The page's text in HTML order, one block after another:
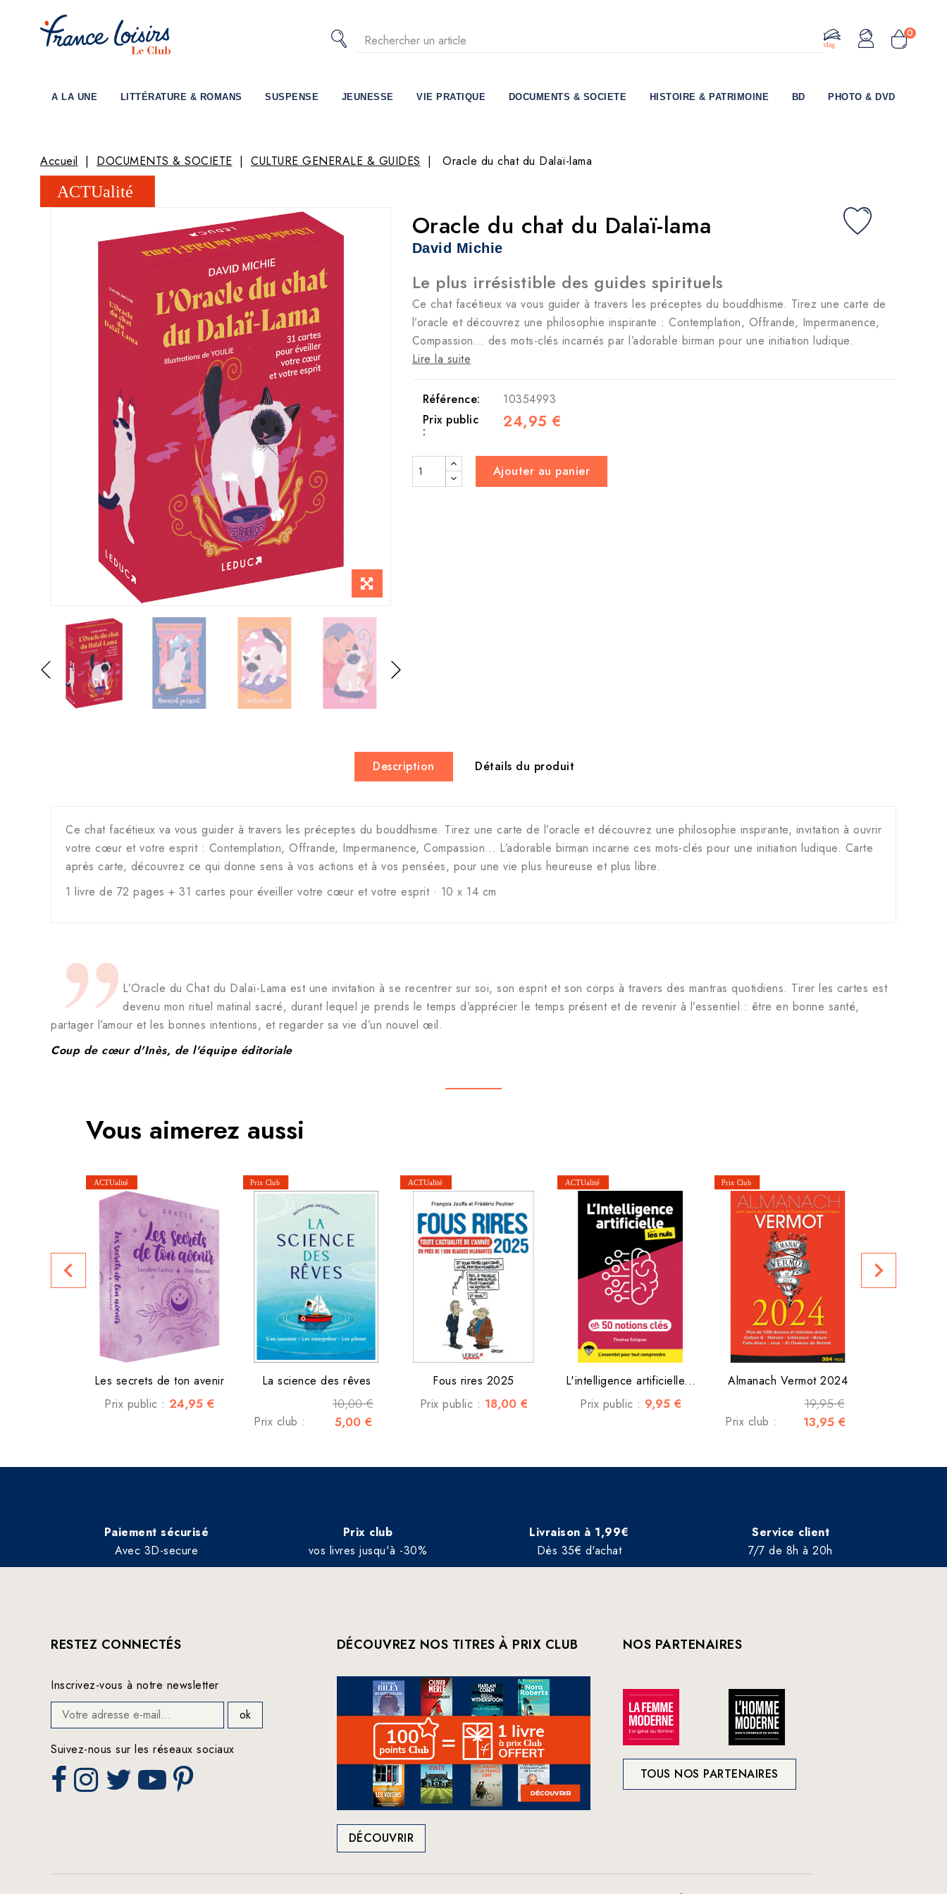
0
Le Mag
A LA UNE LITTÉRATURE & ROMANS SUSPENSE JEUNESSE VIE PRATIQUE DOCUMENTS & SOCIETE HISTOIRE & PATRIMOINE BD PHOTO & DVD
Accueil DOCUMENTS & SOCIETE CULTURE GENERALE & GUIDES Oracle du chat du Dalaï-lama
Oracle du chat du Dalaï-lama
David Michie
Le plus irrésistible des guides spirituels
Ce chat facétieux va vous guider à travers les préceptes du bouddhisme. Tirez une carte de
l’oracle et découvrez une philosophie inspirante : Contemplation, Offrande, Impermanence,
Compassion… des mots-clés incarnés par l’adorable birman pour une initiation ludique.
Lire la suite
Référence:
10354993
Prix public
: 24,95 €
Ajouter au panier
Description Détails du produit
Ce chat facétieux va vous guider à travers les préceptes du bouddhisme. Tirez une carte de l’oracle et découvrez une philosophie inspirante, invitation à ouvrir
votre cœur et votre esprit : Contemplation, Offrande, Impermanence, Compassion… L’adorable birman incarne ces mots-clés pour une initiation ludique. Carte
après carte, découvrez ce qui donne sens à vos actions et à vos pensées, pour une vie plus heureuse et plus libre.
1 livre de 72 pages + 31 cartes pour éveiller votre cœur et votre esprit · 10 x 14 cm
L’Oracle du Chat du Dalaï-Lama est une invitation à se recentrer sur soi, son esprit et son corps à travers des mantras quotidiens. Tirer les cartes est
devenu mon rituel matinal sacré, durant lequel je prends le temps d’apprécier le temps présent et de revenir à l’essentiel : être en bonne santé,
partager l’amour et les bonnes intentions, et regarder sa vie d’un nouvel œil.
Coup de cœur d'Inès, de l'équipe éditoriale
Vous aimerez aussi
Les secrets de ton avenir
Prix public : 24,95 €
La science des rêves
10,00 €
Prix club : 5,00 €
Fous rires 2025
Prix public : 18,00 €
L'intelligence artificielle...
Prix public : 9,95 €
Almanach Vermot 2024
19,95 €
Prix club : 13,95 €
Prix
navigate_before navigate_next
Paiement sécurisé
Avec 3D-secure
Prix club
vos livres jusqu'à -30%
Livraison à 1,99€
Dès 35€ d'achat
Service client
7/7 de 8h à 20h
RESTEZ CONNECTÉS
Inscrivez-vous à notre newsletter
Suivez-nous sur les réseaux sociaux
DÉCOUVREZ NOS TITRES À PRIX CLUB
DÉCOUVRIR
NOS PARTENAIRES
TOUS NOS PARTENAIRES